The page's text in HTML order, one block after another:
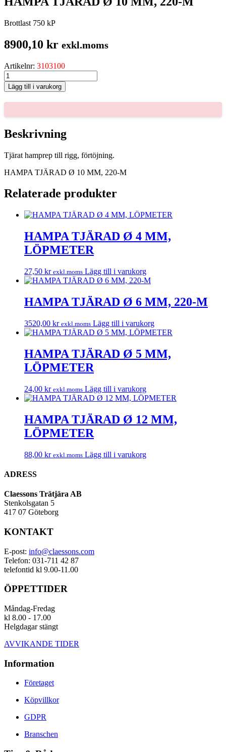
Brottlast 750 kP
8900,10 kr exkl.moms
Artikelnr: 3103100
HAMPA
TJÄRAD
Ø
10
220-
M
mängd
Lägg till i varukorg
Beskrivning
Tjärat hamprep till rigg, förtöjning.
HAMPA TJÄRAD Ø 10 MM, 220-M
Relaterade produkter
HAMPA TJÄRAD Ø 4 MM,
LÖPMETER
27,50 kr exkl.moms Lägg till i varukorg
HAMPA TJÄRAD Ø 6 MM, 220-M
3520,00 kr exkl.moms Lägg till i varukorg
HAMPA TJÄRAD Ø 5 MM,
LÖPMETER
24,00 kr exkl.moms Lägg till i varukorg
HAMPA TJÄRAD Ø 12 MM,
LÖPMETER
88,00 kr exkl.moms Lägg till i varukorg
ADRESS
Claessons Trätjära AB
Stenkolsgatan 5
417 07 Göteborg
KONTAKT
E-post: info@claessons.com
Telefon: 031-711 42 87
telefontid kl 9.00-11.00
ÖPPETTIDER
Måndag-Fredag
kl 8.00 - 17.00
Helgdagar stängt
AVVIKANDE TIDER
Information
Företaget
Köpvillkor
GDPR
Branschen